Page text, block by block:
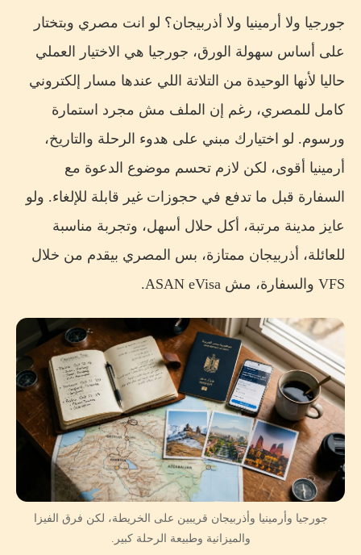
تجهيز صغير ممكن ينقذك في الرحلات اليومية
رابعا: الطبيعة، جورجيا تكسب في التنوع
أرمينيا أقل تنوعا، لكنها أعمق في الجو
أذربيجان تكسب في المدينة الحديثة
خامسا: الأنشطة والجولات، اختار بعد ما تحسم البلد
سادسا: الأكل الحلال، أذربيجان الأسهل لكن متفترضش إن
كل لحمة حلال
سابعا: مين الأنسب للعائلات، وشهر العسل، والسفر
لوحدك؟
للعائلات مع الأطفال
للمسافر لوحده
لأول رحلة خارج مصر
ثامنا: أفضل وقت للسفر، اختار الجو قبل البلد
تاسعا: الأمان والحدود، النقطة اللي مينفعش تتاخد
باستخفاف
عاشرا: ينفع تجمع بلدين في رحلة واحدة؟
جورجيا مع أرمينيا: نعم، ودي أفضل تركيبة
جورجيا ولا أرمينيا ولا أذربيجان؟ لو انت مصري وبتختار
على أساس سهولة الورق، جورجيا هي الاختيار العملي
حاليا لأنها الوحيدة من التلاتة اللي عندها مسار إلكتروني
كامل للمصري، رغم إن الملف مش مجرد استمارة
ورسوم. لو اختيارك مبني على هدوء الرحلة والتاريخ،
أرمينيا أقوى، لكن لازم تحسم موضوع الدعوة مع
السفارة قبل ما تدفع في حجوزات غير قابلة للإلغاء. ولو
عايز مدينة مرتبة، أكل حلال أسهل، وتجربة مناسبة
للعائلة، أذربيجان ممتازة، بس المصري بيقدم من خلال
VFS والسفارة، مش ASAN eVisa.
جورجيا وأرمينيا وأذربيجان قريبين على الخريطة، لكن فرق الفيزا
والميزانية وطبيعة الرحلة كبير.